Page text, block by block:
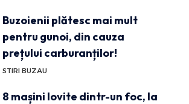
Buzoienii plătesc mai mult
pentru gunoi, din cauza
prețului carburanților!
STIRI BUZAU
8 mașini lovite dintr-un foc, la